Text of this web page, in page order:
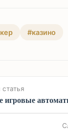
#казино
игровые